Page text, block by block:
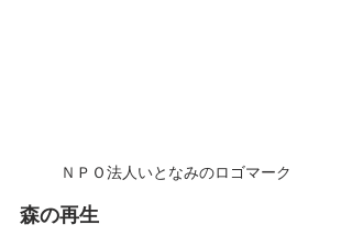
ＮＰＯ法人いとなみのロゴマーク
森の再生